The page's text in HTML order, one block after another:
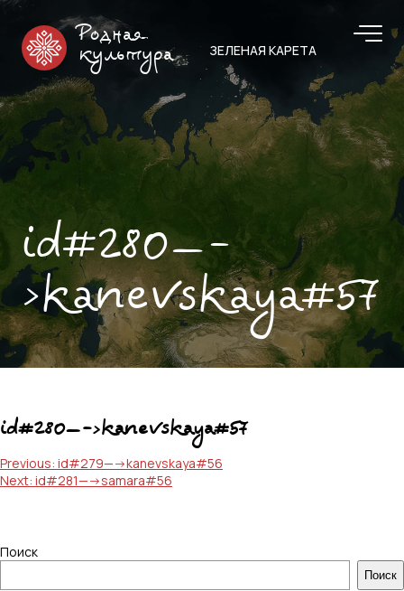
Родная
культура
ЗЕЛЕНАЯ КАРЕТА
id#280—-
>kanevskaya#57
id#280—->kanevskaya#57
Навигация
по
Previous: id#279—->kanevskaya#56
Next: id#281—->samara#56
Поиск
Поиск